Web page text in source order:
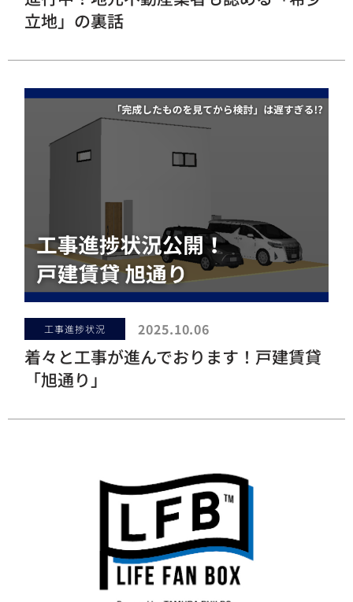
立地」の裏話
工事進捗状況 2025.10.06
着々と工事が進んでおります！戸建賃貸
「旭通り」